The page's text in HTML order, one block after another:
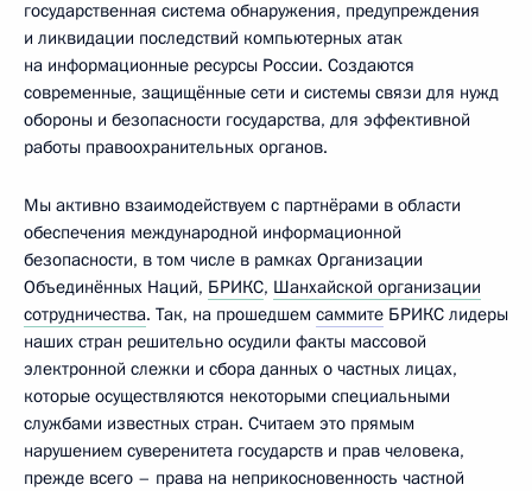
государственная система обнаружения, предупреждения
и ликвидации последствий компьютерных атак
на информационные ресурсы России. Создаются
современные, защищённые сети и системы связи для нужд
обороны и безопасности государства, для эффективной
работы правоохранительных органов.
Мы активно взаимодействуем с партнёрами в области
обеспечения международной информационной
безопасности, в том числе в рамках Организации
Объединённых Наций, БРИКС, Шанхайской организации
сотрудничества. Так, на прошедшем саммите БРИКС лидеры
наших стран решительно осудили факты массовой
электронной слежки и сбора данных о частных лицах,
которые осуществляются некоторыми специальными
службами известных стран. Считаем это прямым
нарушением суверенитета государств и прав человека,
прежде всего – права на неприкосновенность частной